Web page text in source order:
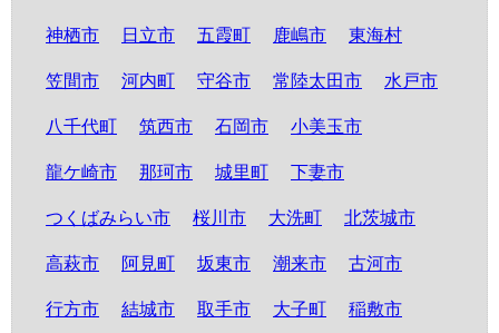
神栖市 日立市 五霞町 鹿嶋市 東海村
笠間市 河内町 守谷市 常陸太田市 水戸市
八千代町 筑西市 石岡市 小美玉市
龍ケ崎市 那珂市 城里町 下妻市
つくばみらい市 桜川市 大洗町 北茨城市
高萩市 阿見町 坂東市 潮来市 古河市
行方市 結城市 取手市 大子町 稲敷市